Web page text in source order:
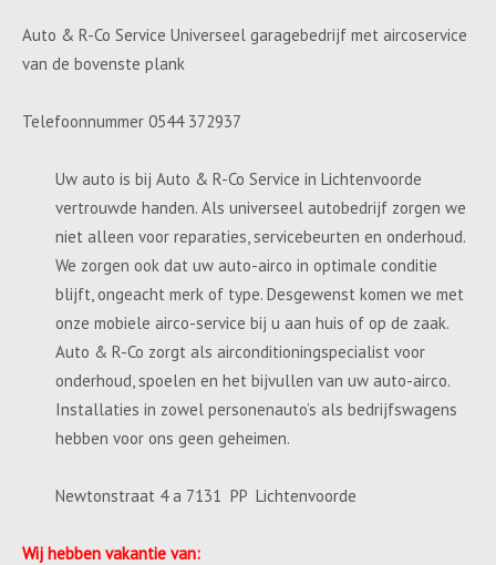
Auto & R-Co Service Universeel garagebedrijf met aircoservice
van de bovenste plank
Telefoonnummer 0544 372937
Uw auto is bij Auto & R-Co Service in Lichtenvoorde
vertrouwde handen. Als universeel autobedrijf zorgen we
niet alleen voor reparaties, servicebeurten en onderhoud.
We zorgen ook dat uw auto-airco in optimale conditie
blijft, ongeacht merk of type. Desgewenst komen we met
onze mobiele airco-service bij u aan huis of op de zaak.
Auto & R-Co zorgt als airconditioningspecialist voor
onderhoud, spoelen en het bijvullen van uw auto-airco.
Installaties in zowel personenauto’s als bedrijfswagens
hebben voor ons geen geheimen.
Newtonstraat 4 a 7131 PP Lichtenvoorde
Wij hebben vakantie van: